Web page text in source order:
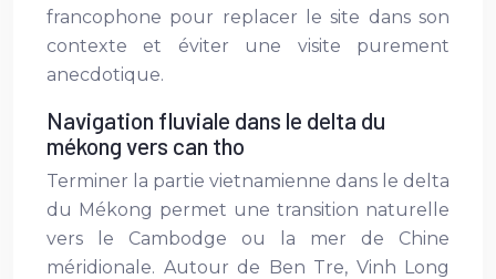
francophone pour replacer le site dans son
contexte et éviter une visite purement
anecdotique.
Navigation fluviale dans le delta du
mékong vers can tho
Terminer la partie vietnamienne dans le delta
du Mékong permet une transition naturelle
vers le Cambodge ou la mer de Chine
méridionale. Autour de Ben Tre, Vinh Long